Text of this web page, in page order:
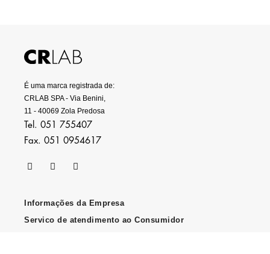
É uma marca registrada de:
CRLAB SPA - Via Benini,
11 - 40069 Zola Predosa
Tel. 051 755407
Fax. 051 0954617
Informações da Empresa
Servico de atendimento ao Consumidor